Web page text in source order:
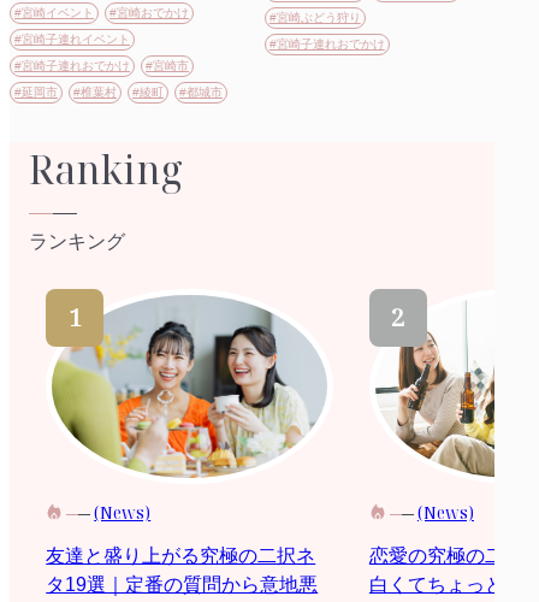
#宮崎イベント
#宮崎おでかけ
#宮崎子連れイベント
#宮崎子連れおでかけ
#宮崎市
#延岡市
#椎葉村 #綾町 #都城市
#宮崎ぶどう狩り
#宮崎子連れおでかけ
Ranking
ランキング
(News)
友達と盛り上がる究極の二択ネ
タ19選｜定番の質問から意地悪
(News)
恋愛の究極の二択
白くてちょっと際